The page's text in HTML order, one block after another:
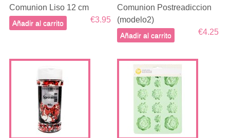
Comunion Liso 12 cm
€3.95
Añadir al carrito
Comunion Postreadiccion
(modelo2)
€4.25
Añadir al carrito